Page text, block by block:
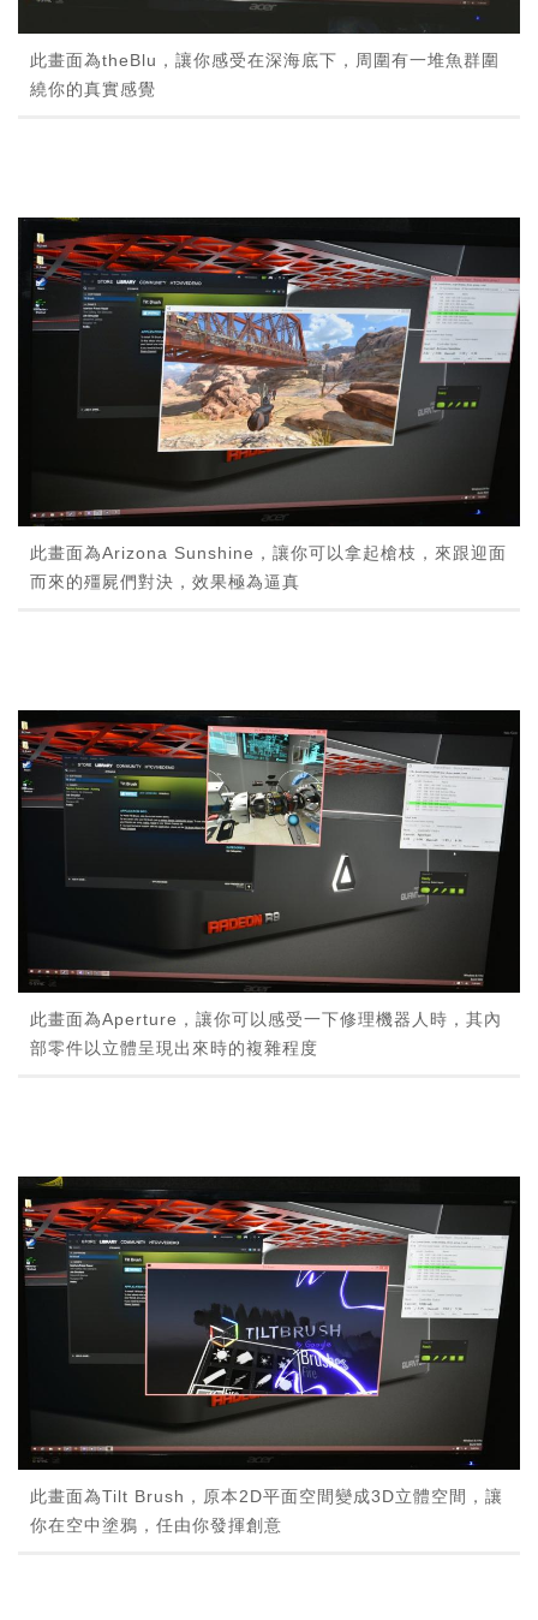
此畫面為theBlu，讓你感受在深海底下，周圍有一堆魚群圍
繞你的真實感覺
此畫面為Arizona Sunshine，讓你可以拿起槍枝，來跟迎面
而來的殭屍們對決，效果極為逼真
此畫面為Aperture，讓你可以感受一下修理機器人時，其內
部零件以立體呈現出來時的複雜程度
此畫面為Tilt Brush，原本2D平面空間變成3D立體空間，讓
你在空中塗鴉，任由你發揮創意